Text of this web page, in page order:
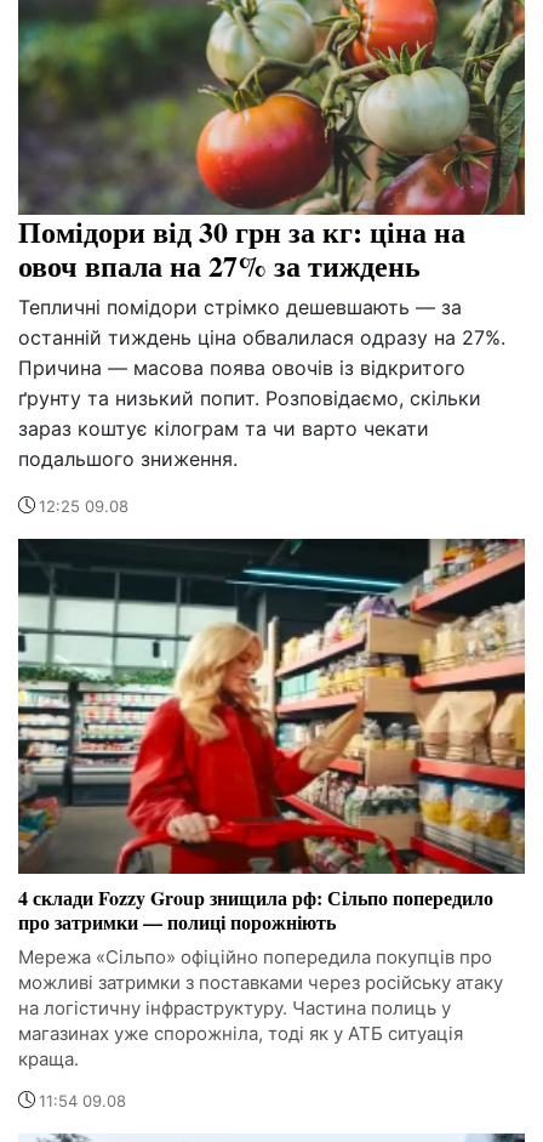
Помідори від 30 грн за кг: ціна на
овоч впала на 27% за тиждень
Тепличні помідори стрімко дешевшають — за
останній тиждень ціна обвалилася одразу на 27%.
Причина — масова поява овочів із відкритого
ґрунту та низький попит. Розповідаємо, скільки
зараз коштує кілограм та чи варто чекати
подальшого зниження.
12:25 09.08
4 склади Fozzy Group знищила рф: Сільпо попередило
про затримки — полиці порожніють
Мережа «Сільпо» офіційно попередила покупців про
можливі затримки з поставками через російську атаку
на логістичну інфраструктуру. Частина полиць у
магазинах уже спорожніла, тоді як у АТБ ситуація
краща.
11:54 09.08